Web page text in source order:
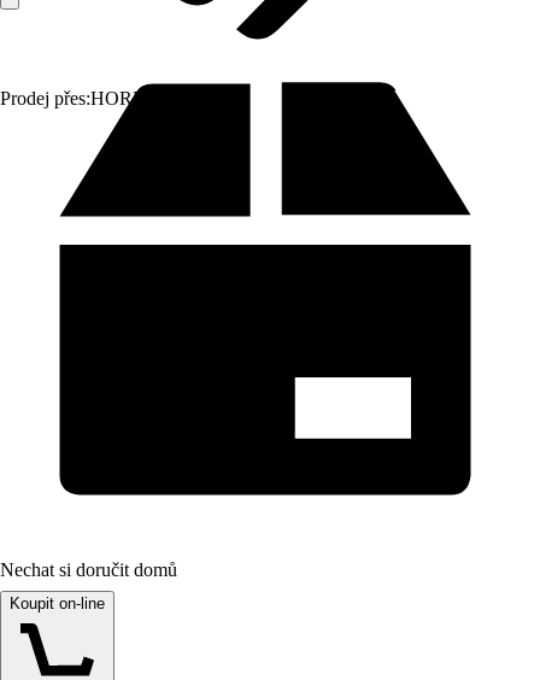
Prodej přes:HORNBACH
Nechat si doručit domů
Koupit on-line